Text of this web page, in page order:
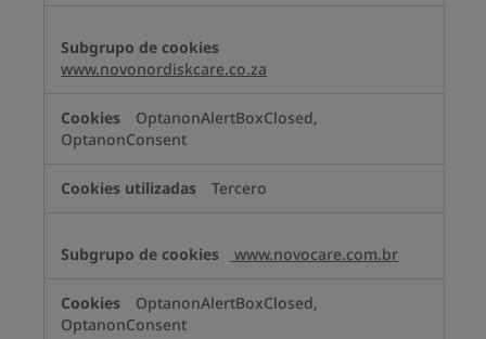
www.novonordiskcare.co.za
OptanonAlertBoxClosed,
OptanonConsent
Tercero
www.novocare.com.br
OptanonAlertBoxClosed,
OptanonConsent